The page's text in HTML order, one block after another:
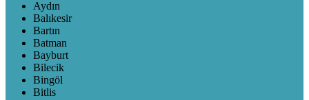
Aydın
Balıkesir
Bartın
Batman
Bayburt
Bilecik
Bingöl
Bitlis